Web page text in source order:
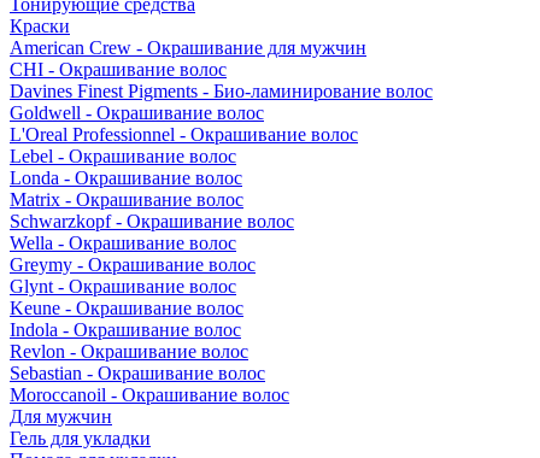
Тонирующие средства
Краски
American Crew - Окрашивание для мужчин
CHI - Окрашивание волос
Davines Finest Pigments - Био-ламинирование волос
Goldwell - Окрашивание волос
L'Oreal Professionnel - Окрашивание волос
Lebel - Окрашивание волос
Londa - Окрашивание волос
Matrix - Окрашивание волос
Schwarzkopf - Окрашивание волос
Wella - Окрашивание волос
Greymy - Окрашивание волос
Glynt - Окрашивание волос
Keune - Окрашивание волос
Indola - Окрашивание волос
Revlon - Окрашивание волос
Sebastian - Окрашивание волос
Moroccanoil - Окрашивание волос
Для мужчин
Гель для укладки